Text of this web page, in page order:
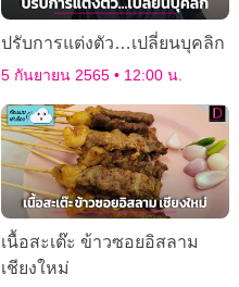
ปรับการแต่งตัว…เปลี่ยนบุคลิก
5 กันยายน 2565 12:00 น.
เนื้อสะเต๊ะ ข้าวซอยอิสลาม
เชียงใหม่